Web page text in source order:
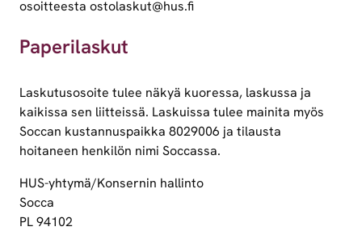
osoitteesta ostolaskut@hus.fi
Paperilaskut
Laskutusosoite tulee näkyä kuoressa, laskussa ja
kaikissa sen liitteissä. Laskuissa tulee mainita myös
Soccan kustannuspaikka 8029006 ja tilausta
hoitaneen henkilön nimi Soccassa.
HUS-yhtymä/Konsernin hallinto
Socca
PL 94102